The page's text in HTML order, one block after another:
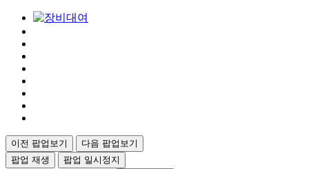
이전 팝업보기
다음 팝업보기
팝업 재생
팝업 일시정지